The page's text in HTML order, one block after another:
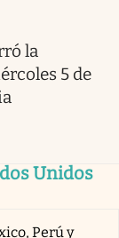
la
5 de
Unidos
Perú y